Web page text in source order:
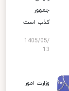
جمهور
کذب است
1405/05/
13
وزارت امور